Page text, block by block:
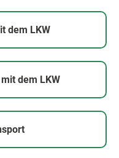
dem LKW
mit dem LKW